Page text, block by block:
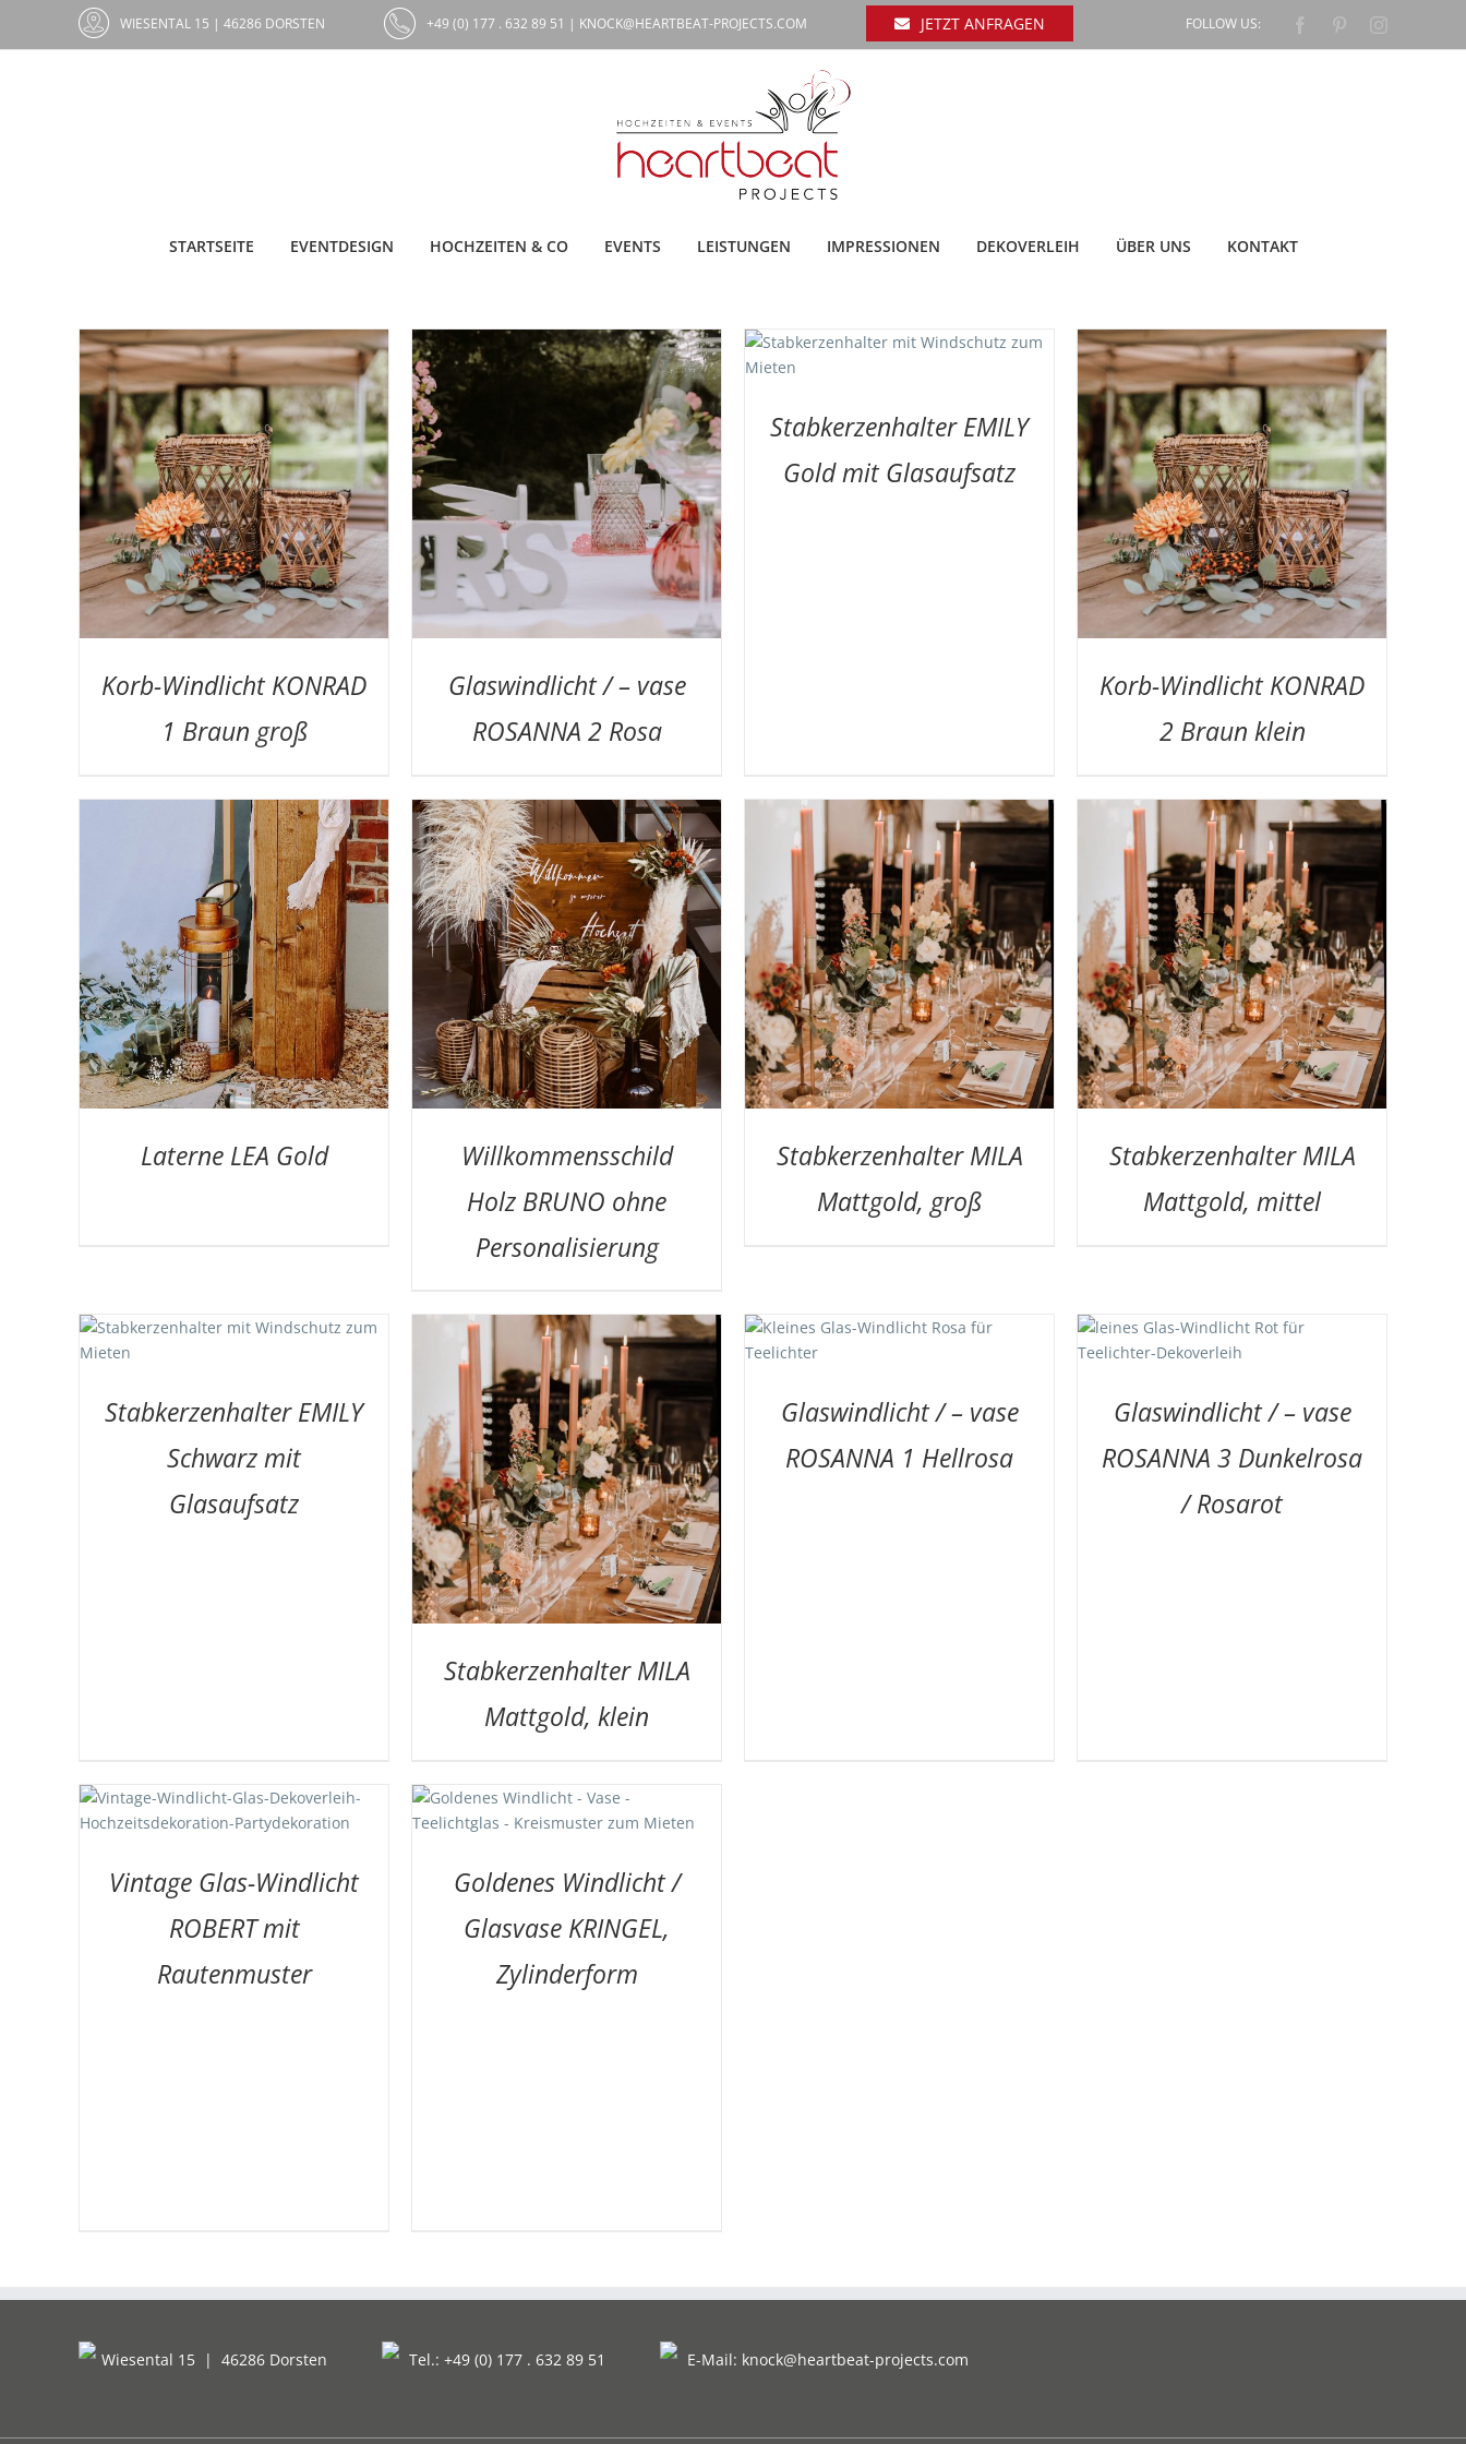
WIESENTAL 15 | 46286 DORSTEN +49 (0) 177 . 632 89 51 | KNOCK@HEARTBEAT-PROJECTS.COM JETZT ANFRAGEN FOLLOW US: FacebookPinterestInstagram
STARTSEITE EVENTDESIGN HOCHZEITEN & CO EVENTS LEISTUNGEN IMPRESSIONEN DEKOVERLEIH ÜBER UNS KONTAKT
Korb-Windlicht KONRAD
1 Braun groß
AUF DIE MERKLISTE / DETAILS
Glaswindlicht / – vase
ROSANNA 2 Rosa
AUF DIE MERKLISTE / DETAILS
Stabkerzenhalter EMILY
Gold mit Glasaufsatz
AUF DIE MERKLISTE / DETAILS
Korb-Windlicht KONRAD
2 Braun klein
Laterne LEA Gold
AUF DIE MERKLISTE / DETAILS
Willkommensschild
Holz BRUNO ohne
Personalisierung
AUF DIE MERKLISTE / DETAILS
Stabkerzenhalter MILA
Mattgold, groß
AUF DIE MERKLISTE / DETAILS
Stabkerzenhalter MILA
Mattgold, mittel
Stabkerzenhalter EMILY
Schwarz mit
Glasaufsatz
AUF DIE MERKLISTE /
Stabkerzenhalter MILA
Mattgold, klein
AUF DIE MERKLISTE / DETAILS
Glaswindlicht / – vase
ROSANNA 1 Hellrosa
Glaswindlicht / – vase
ROSANNA 3 Dunkelrosa
/ Rosarot
Vintage Glas-Windlicht
ROBERT mit
Rautenmuster
AUF DIE MERKLISTE DETAILS
Goldenes Windlicht /
Glasvase KRINGEL,
Zylinderform
Wiesental 15 | 46286 Dorsten Tel.: +49 (0) 177 . 632 89 51 E-Mail: knock@heartbeat-projects.com